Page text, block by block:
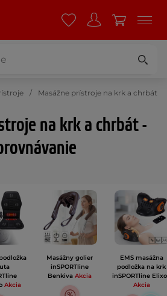
Masážne prístroje na krk a chrbát
na krk a chrbát -
Akcia
Masážny golier
inSPORTline
Benkiva Akcia
EMS masážna
podložka na krk
inSPORTline
Akcia